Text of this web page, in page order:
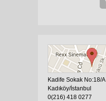
Kadife Sokak No:18/A
Kadıköy/İstanbul
0(216) 418 0277